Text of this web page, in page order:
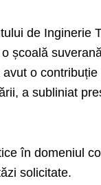
de Inginerie
școală
o
a subliniat
în domeniul
solicitate.